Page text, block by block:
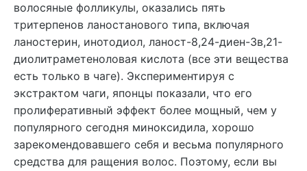
волосяные фолликулы, оказались пять
тритерпенов ланостанового типа, включая
ланостерин, инотодиол, ланост-8,24-диен-3в,21-
диолитраметеноловая кислота (все эти вещества
есть только в чаге). Экспериментируя с
экстрактом чаги, японцы показали, что его
пролиферативный эффект более мощный, чем у
популярного сегодня миноксидила, хорошо
зарекомендовавшего себя и весьма популярного
средства для ращения волос. Поэтому, если вы